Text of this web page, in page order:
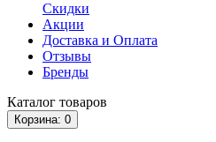
Скидки
Акции
Доставка и Оплата
Отзывы
Бренды
Каталог товаров
Корзина: 0